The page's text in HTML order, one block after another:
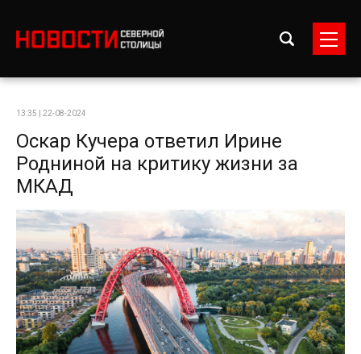
13:35 | 22-08-2024
Оскар Кучера ответил Ирине
Родниной на критику жизни за
МКАД